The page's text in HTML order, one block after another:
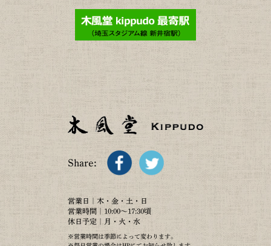
Share:
営業日｜木・金・土・日
営業時間｜10:00～17:30頃
休日予定｜月・火・水
※営業時間は季節によって変わります。